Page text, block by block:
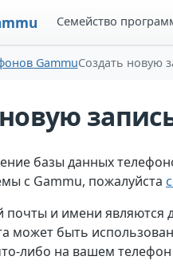
Семейство
GammuСоздать новую
базы данных
с Gammu, пожалуйста
почты и имени являются
может быть
либо на вашем